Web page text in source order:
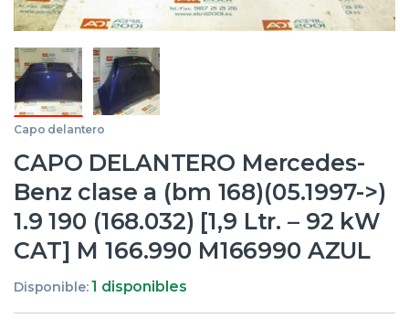
Capo delantero
CAPO DELANTERO Mercedes-
Benz clase a (bm 168)(05.1997->)
1.9 190 (168.032) [1,9 Ltr. – 92 kW
CAT] M 166.990 M166990 AZUL
Disponible:1 disponibles